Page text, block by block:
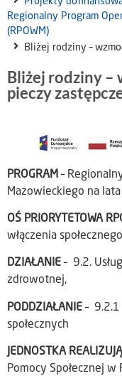
Regionalny Program
(RPOWM)
Bliżej rodziny –
Bliżej rodziny –
pieczy
PROGRAM–
Mazowieckiego na
OŚ PRIORYTETOWA
włączenia
DZIAŁANIE– 9.2.
zdrowotnej,
PODDZIAŁANIE– 9.2.1
społecznych
JEDNOSTKA
Pomocy Społecznej w